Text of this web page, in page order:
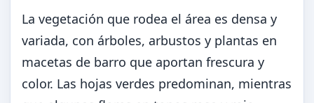
La vegetación que rodea el área es densa y
variada, con árboles, arbustos y plantas en
macetas de barro que aportan frescura y
color. Las hojas verdes predominan, mientras